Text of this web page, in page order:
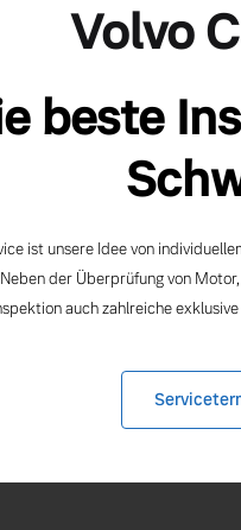
Volvo
beste
ist unsere Idee von
der Überprüfung von
auch zahlreiche